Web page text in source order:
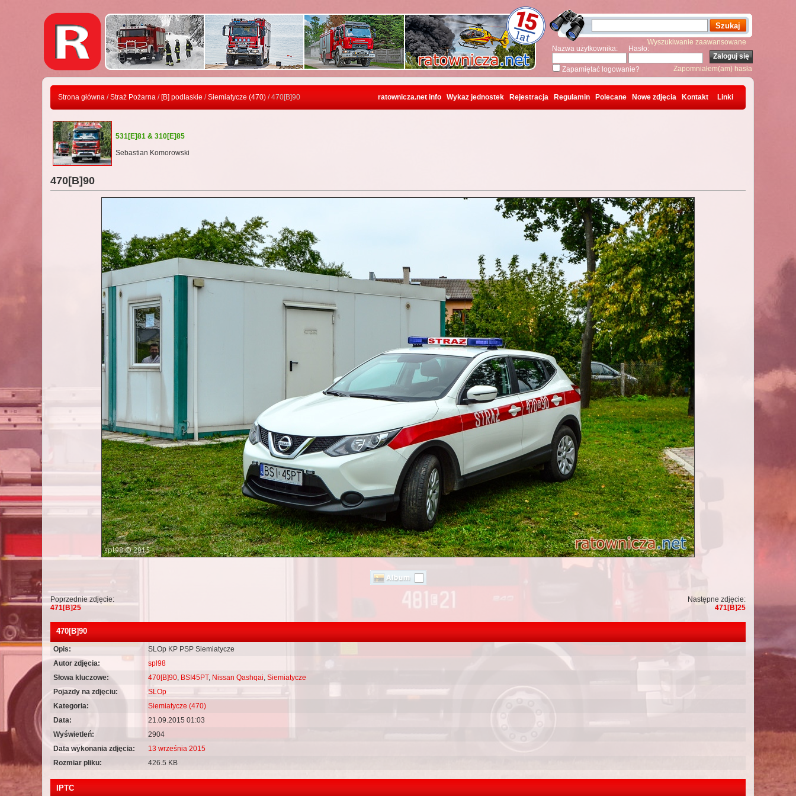
Wyszukiwanie zaawansowane
Nazwa użytkownika:
Hasło:
Zapamiętać logowanie? Zapomniałem(am) hasła
Strona główna /Straż Pożarna / [B] podlaskie /Siemiatycze (470) / 470[B]90 ratownicza.net info Wykaz jednostek Rejestracja Regulamin Polecane Nowe zdjęcia Kontakt Linki
531[E]81 & 310[E]85
Sebastian Komorowski
470[B]90
Poprzednie zdjęcie:
471[B]25
Następne zdjęcie:
471[B]25
470[B]90
Opis:
SLOp KP PSP Siemiatycze
Autor zdjęcia:
spl98
Słowa kluczowe:
470[B]90, BSI45PT, Nissan Qashqai, Siemiatycze
Pojazdy na zdjęciu:
SLOp
Kategoria:
Siemiatycze (470)
Data:
21.09.2015 01:03
Wyświetleń:
2904
Data wykonania zdjęcia:
13 września 2015
Rozmiar pliku:
426.5 KB
IPTC